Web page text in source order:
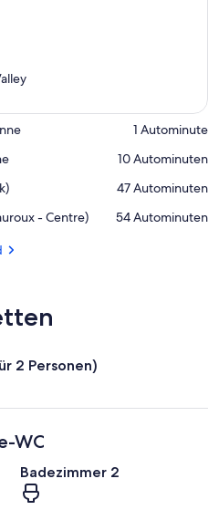
‪1 Autominute‬
‪10 Autominuten‬
‪47 Autominuten‬
- Centre)
‪54 Autominuten‬
2 Personen)
WC
Badezimmer 2